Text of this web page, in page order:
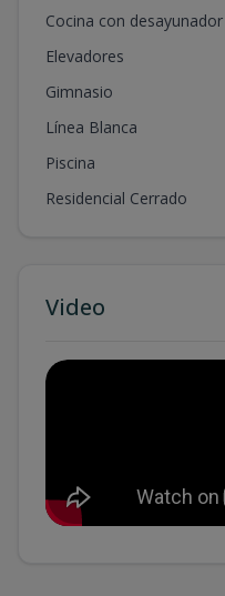
Cocina con desayunador
Elevadores
Gimnasio
Línea Blanca
Piscina
Residencial Cerrado
Video